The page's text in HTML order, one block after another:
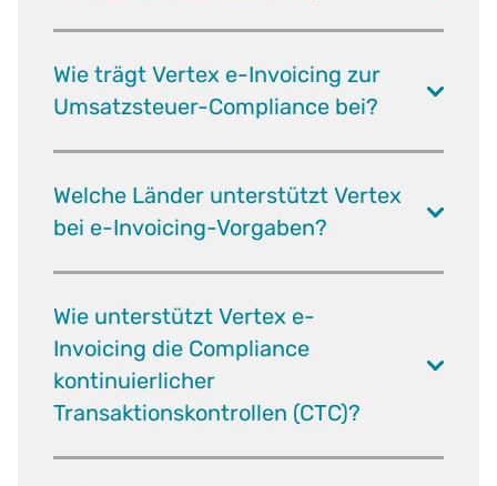
Wie trägt Vertex e-Invoicing zur
Umsatzsteuer-Compliance bei?
Welche Länder unterstützt Vertex
bei e-Invoicing-Vorgaben?
Wie unterstützt Vertex e-
Invoicing die Compliance
kontinuierlicher
Transaktionskontrollen (CTC)?